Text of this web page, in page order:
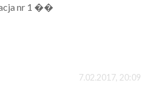
nr 1 ��
7.02.2017, 20:09